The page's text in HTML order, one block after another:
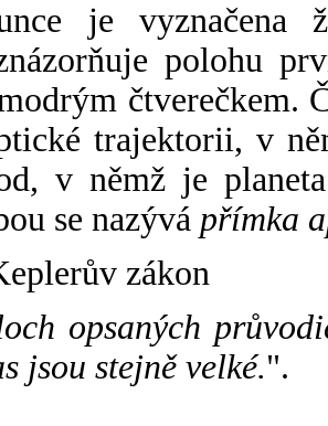
je vyznačena
polohu
čtverečkem.
trajektorii, v
v němž je
se nazývá přímka
zákon
opsaných
jsou stejně velké.".